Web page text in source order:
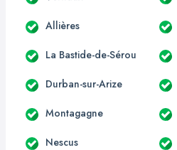
Allières
La Bastide-de-Sérou
Durban-sur-Arize
Montagagne
Nescus